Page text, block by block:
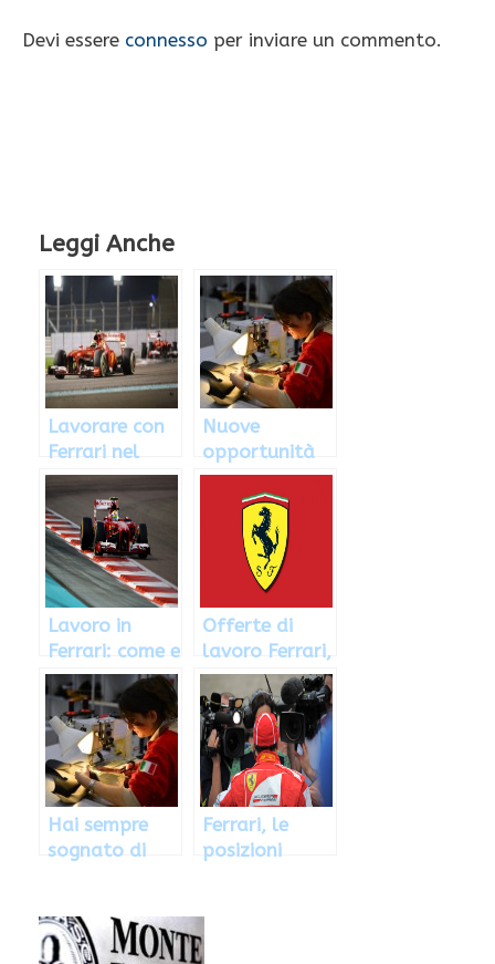
Devi essere connesso per inviare un commento.
Leggi Anche
Lavorare con
Ferrari nel
settore
automobilistic
o, ecco come
Nuove
opportunità
di impiego in
Ferrari: come e
dove inviare il
Lavoro in
Ferrari: come e
dove inviare la
propria
candidatura
Offerte di
lavoro Ferrari,
le posizioni in
Italia
Hai sempre
sognato di
Ecco come
candidarsi
Ferrari, le
posizioni